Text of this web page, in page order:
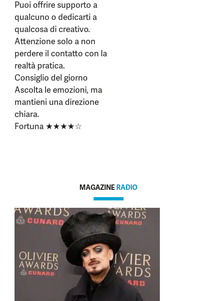
Puoi offrire supporto a
qualcuno o dedicarti a
qualcosa di creativo.
Attenzione solo a non
perdere il contatto con la
realtà pratica.
Consiglio del giorno
Ascolta le emozioni, ma
mantieni una direzione
chiara.
Fortuna ★★★★☆
MAGAZINE RADIO